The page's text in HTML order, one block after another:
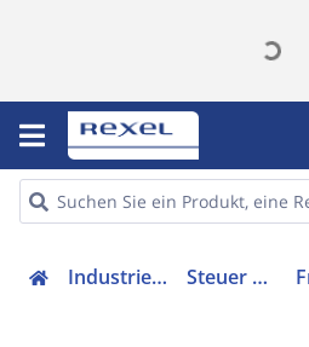
Industriekomponenten Steuer & Regelgeräte